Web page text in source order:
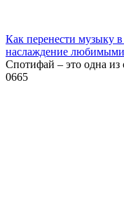
Как перенести музыку
наслаждение
Спотифай – это одна
0665